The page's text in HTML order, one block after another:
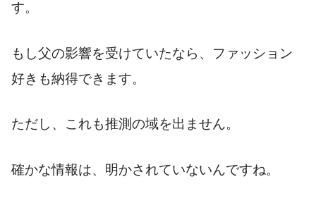
す。
もし父の影響を受けていたなら、ファッション
好きも納得できます。
ただし、これも推測の域を出ません。
確かな情報は、明かされていないんですね。